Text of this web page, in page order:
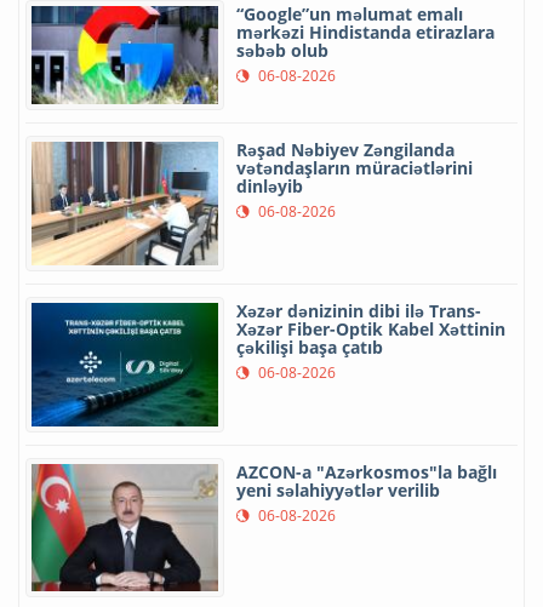
“Google”un məlumat emalı
mərkəzi Hindistanda etirazlara
səbəb olub
06-08-2026
Rəşad Nəbiyev Zəngilanda
vətəndaşların müraciətlərini
dinləyib
06-08-2026
Xəzər dənizinin dibi ilə Trans-
Xəzər Fiber-Optik Kabel Xəttinin
çəkilişi başa çatıb
06-08-2026
AZCON-a "Azərkosmos"la bağlı
yeni səlahiyyətlər verilib
06-08-2026